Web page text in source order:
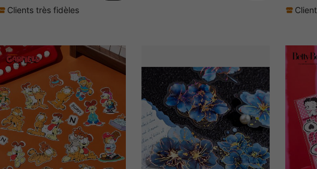
Clients très fidèles